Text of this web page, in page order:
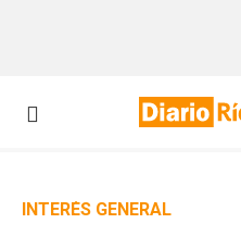
INTERÉS GENERAL